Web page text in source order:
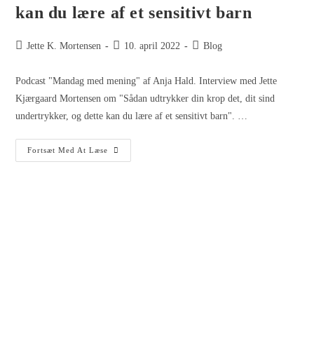
kan du lære af et sensitivt barn
Jette K. Mortensen 10. april 2022 Blog
Podcast "Mandag med mening" af Anja Hald. Interview med Jette
Kjærgaard Mortensen om "Sådan udtrykker din krop det, dit sind
undertrykker, og dette kan du lære af et sensitivt barn". …
Fortsæt Med At Læse